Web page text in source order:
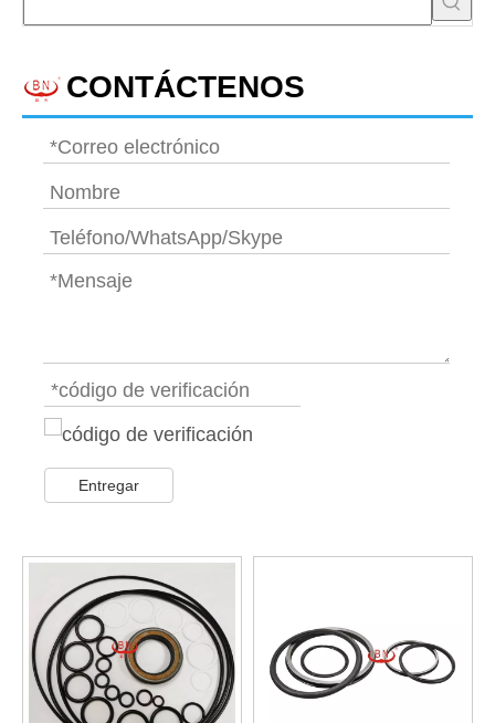
CONTÁCTENOS
Entregar